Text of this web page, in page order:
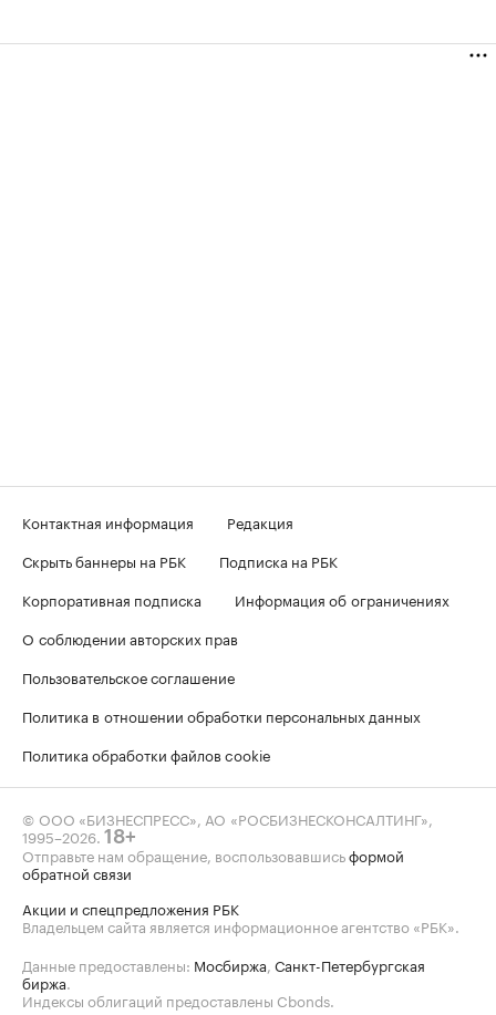
Контактная информация
Редакция
Скрыть баннеры на РБК
Подписка на РБК
Корпоративная подписка
Информация об ограничениях
О соблюдении авторских прав
Пользовательское соглашение
Политика в отношении обработки персональных данных
Политика обработки файлов cookie
© ООО «БИЗНЕСПРЕСС», АО «РОСБИЗНЕСКОНСАЛТИНГ»,
1995–2026. 18+
Отправьте нам обращение, воспользовавшисьформой
обратной связи
Акции и спецпредложения РБК
Владельцем сайта является информационное агентство «РБК».
Данные предоставлены: Мосбиржа, Санкт-Петербургская
биржа.
Индексы облигаций предоставлены Cbonds.